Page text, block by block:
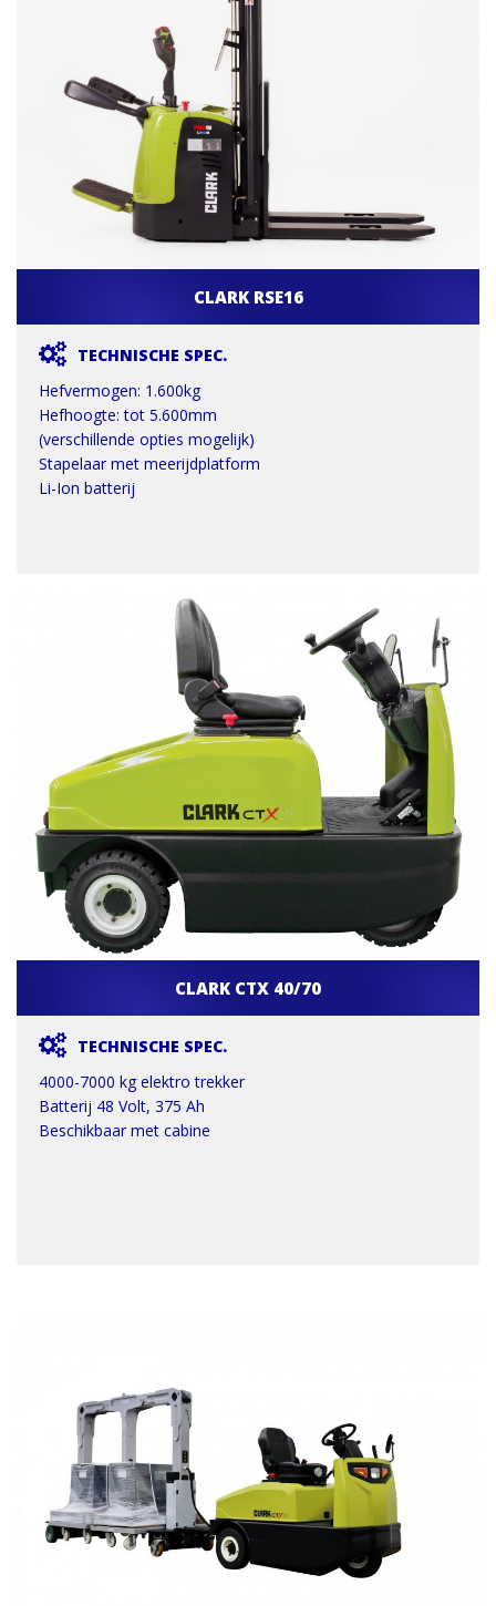
CLARK RSE16
TECHNISCHE SPEC.
Hefvermogen: 1.600kg
Hefhoogte: tot 5.600mm
(verschillende opties mogelijk)
Stapelaar met meerijdplatform
Li-Ion batterij
CLARK CTX 40/70
TECHNISCHE SPEC.
4000-7000 kg elektro trekker
Batterij 48 Volt, 375 Ah
Beschikbaar met cabine